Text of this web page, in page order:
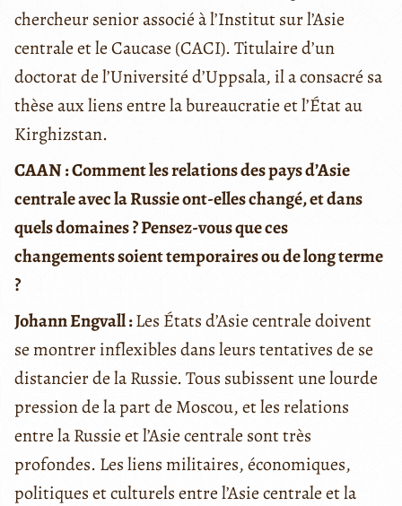
chercheur senior associé à l’Institut sur l’Asie
centrale et le Caucase (CACI). Titulaire d’un
doctorat de l’Université d’Uppsala, il a consacré sa
thèse aux liens entre la bureaucratie et l’État au
Kirghizstan.
CAAN : Comment les relations des pays d’Asie
centrale avec la Russie ont-elles changé, et dans
quels domaines ? Pensez-vous que ces
changements soient temporaires ou de long terme
?
Johann Engvall :Les États d’Asie centrale doivent
se montrer inflexibles dans leurs tentatives de se
distancier de la Russie. Tous subissent une lourde
pression de la part de Moscou, et les relations
entre la Russie et l’Asie centrale sont très
profondes. Les liens militaires, économiques,
politiques et culturels entre l’Asie centrale et la